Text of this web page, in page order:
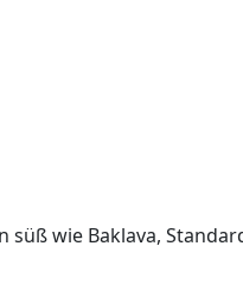
süß wie Baklava,